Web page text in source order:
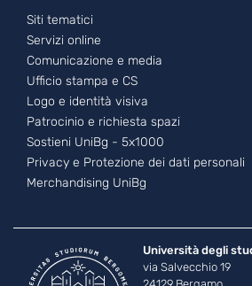
Footer - 3
Siti tematici
Servizi online
Comunicazione e media
Ufficio stampa e CS
Logo e identità visiva
Patrocinio e richiesta spazi
Sostieni UniBg - 5x1000
Privacy e Protezione dei dati personali
Merchandising UniBg
Università degli
via Salvecchio 19